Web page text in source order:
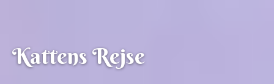
Kattens Rejse